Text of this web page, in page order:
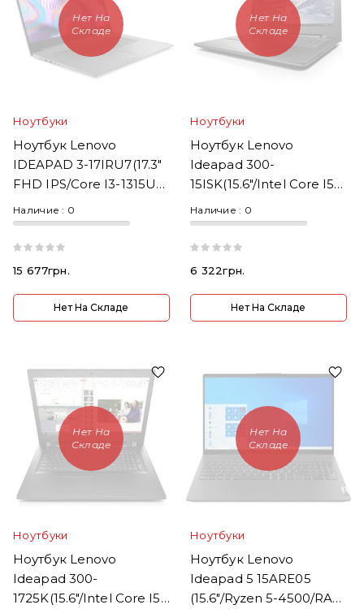
Нет На
Складе
Ноутбуки
Ноутбук Lenovo
IDEAPAD 3-17IRU7(17.3"
FHD IPS/Core I3-1315U
1.2GHz/8GB DDR4/SSD
512/W11H)
Наличие : 0
15 677грн.
Нет На Складе
Нет На
Складе
Ноутбуки
Ноутбук Lenovo
Ideapad 300-
15ISK(15.6"/Intel Core I5-
6th Gen/RAM
8GB/SSD240GB)
Наличие : 0
6 322грн.
Нет На Складе
Нет На
Складе
Ноутбуки
Ноутбук Lenovo
Ideapad 300-
1725K(15.6"/Intel Core I5-
Нет На
Складе
Ноутбуки
Ноутбук Lenovo
Ideapad 5 15ARE05
(15.6"/Ryzen 5-4500/RAM